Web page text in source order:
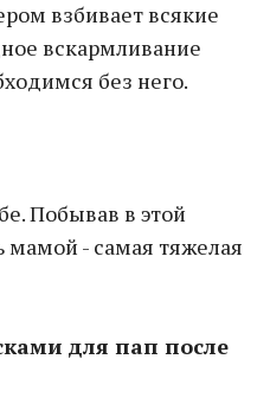
взбивает всякие
вскармливание
без него.
Побывав в этой
мамой - самая тяжелая
для пап после